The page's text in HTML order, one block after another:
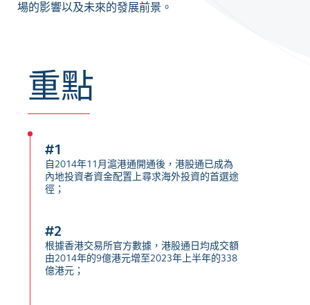
場的影響以及未來的發展前景。
重點
#1
自2014年11月滬港通開通後，港股通已成為
內地投資者資金配置上尋求海外投資的首選途
徑；
#2
根據香港交易所官方數據，港股通日均成交額
由2014年的9億港元增至2023年上半年的338
億港元；